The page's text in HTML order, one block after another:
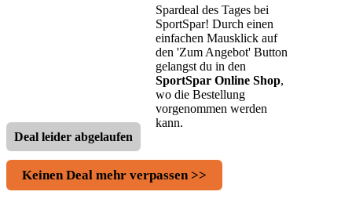
Spardeal des Tages bei
SportSpar! Durch einen
einfachen Mausklick auf
den 'Zum Angebot' Button
gelangst du in den
SportSpar Online Shop,
wo die Bestellung
vorgenommen werden
kann.
Deal leider abgelaufen
Keinen Deal mehr verpassen >>